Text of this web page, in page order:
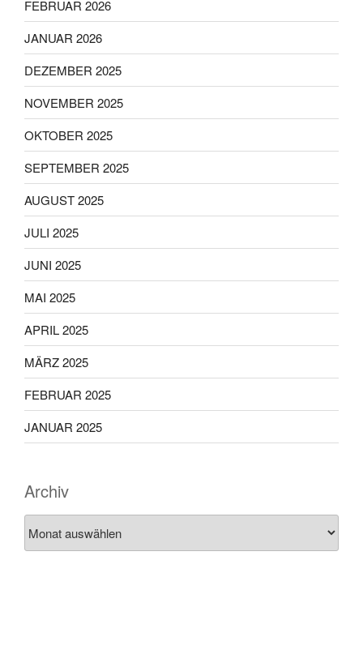
FEBRUAR 2026
JANUAR 2026
DEZEMBER 2025
NOVEMBER 2025
OKTOBER 2025
SEPTEMBER 2025
AUGUST 2025
JULI 2025
JUNI 2025
MAI 2025
APRIL 2025
MÄRZ 2025
FEBRUAR 2025
JANUAR 2025
Archiv